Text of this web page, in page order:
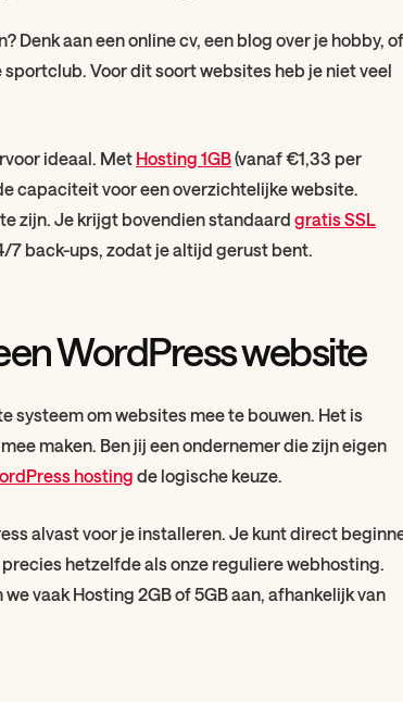
Denk aan een online cv, een blog over je hobby, of
Voor dit soort websites heb je niet veel
ideaal. Met Hosting 1GB(vanaf €1,33 per
capaciteit voor een overzichtelijke website.
zijn. Je krijgt bovendien standaard gratis SSL
7 back-ups, zodat je altijd gerust bent.
WordPress website
systeem om websites mee te bouwen. Het is
maken. Ben jij een ondernemer die zijn eigen
hosting de logische keuze.
alvast voor je installeren. Je kunt direct
hetzelfde als onze reguliere webhosting.
vaak Hosting 2GB of 5GB aan, afhankelijk van